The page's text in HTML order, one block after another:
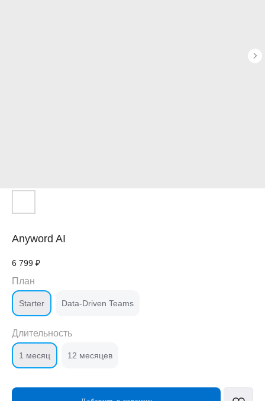
Anyword AI
6 799 ₽
План
Starter Data-Driven Teams
Длительность
1 месяц 12 месяцев